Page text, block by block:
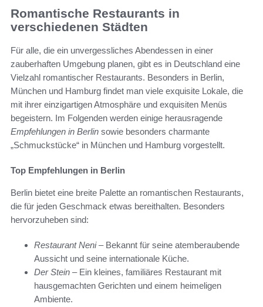
Romantische Restaurants in
verschiedenen Städten
Für alle, die ein unvergessliches Abendessen in einer
zauberhaften Umgebung planen, gibt es in Deutschland eine
Vielzahl romantischer Restaurants. Besonders in Berlin,
München und Hamburg findet man viele exquisite Lokale, die
mit ihrer einzigartigen Atmosphäre und exquisiten Menüs
begeistern. Im Folgenden werden einige herausragende
Empfehlungen in Berlin sowie besonders charmante
„Schmuckstücke“ in München und Hamburg vorgestellt.
Top Empfehlungen in Berlin
Berlin bietet eine breite Palette an romantischen Restaurants,
die für jeden Geschmack etwas bereithalten. Besonders
hervorzuheben sind:
Restaurant Neni– Bekannt für seine atemberaubende
Aussicht und seine internationale Küche.
Der Stein – Ein kleines, familiäres Restaurant mit
hausgemachten Gerichten und einem heimeligen
Ambiente.